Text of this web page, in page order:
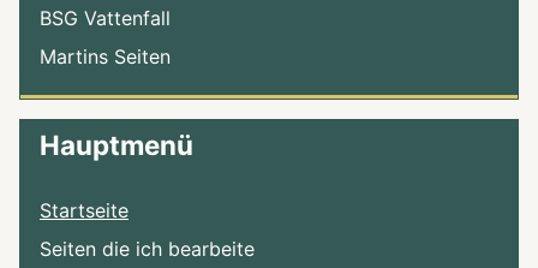
BSG Vattenfall
Martins Seiten
Hauptmenü
Startseite
Seiten die ich bearbeite